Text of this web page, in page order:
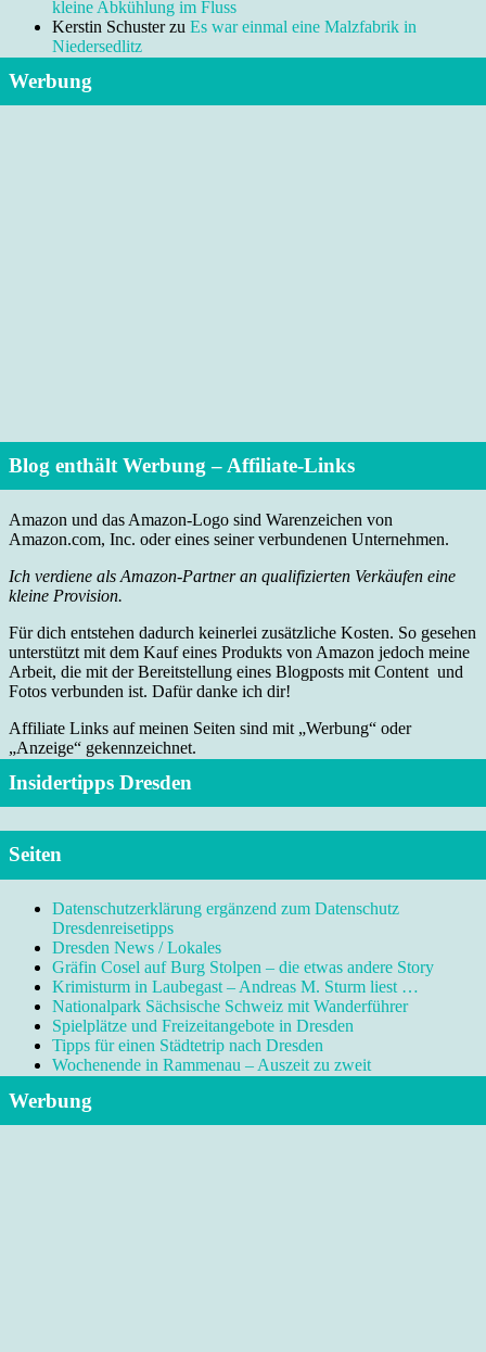
kleine Abkühlung im Fluss
Kerstin Schusterzu Es war einmal eine Malzfabrik in
Niedersedlitz
Werbung
Blog enthält Werbung – Affiliate-Links
Amazon und das Amazon-Logo sind Warenzeichen von
Amazon.com, Inc. oder eines seiner verbundenen Unternehmen.
Ich verdiene als Amazon-Partner an qualifizierten Verkäufen eine
kleine Provision.
Für dich entstehen dadurch keinerlei zusätzliche Kosten. So gesehen
unterstützt mit dem Kauf eines Produkts von Amazon jedoch meine
Arbeit, die mit der Bereitstellung eines Blogposts mit Content und
Fotos verbunden ist. Dafür danke ich dir!
Affiliate Links auf meinen Seiten sind mit „Werbung“ oder
„Anzeige“ gekennzeichnet.
Insidertipps Dresden
Seiten
Datenschutzerklärung ergänzend zum Datenschutz
Dresdenreisetipps
Dresden News / Lokales
Gräfin Cosel auf Burg Stolpen – die etwas andere Story
Krimisturm in Laubegast – Andreas M. Sturm liest …
Nationalpark Sächsische Schweiz mit Wanderführer
Spielplätze und Freizeitangebote in Dresden
Tipps für einen Städtetrip nach Dresden
Wochenende in Rammenau – Auszeit zu zweit
Werbung